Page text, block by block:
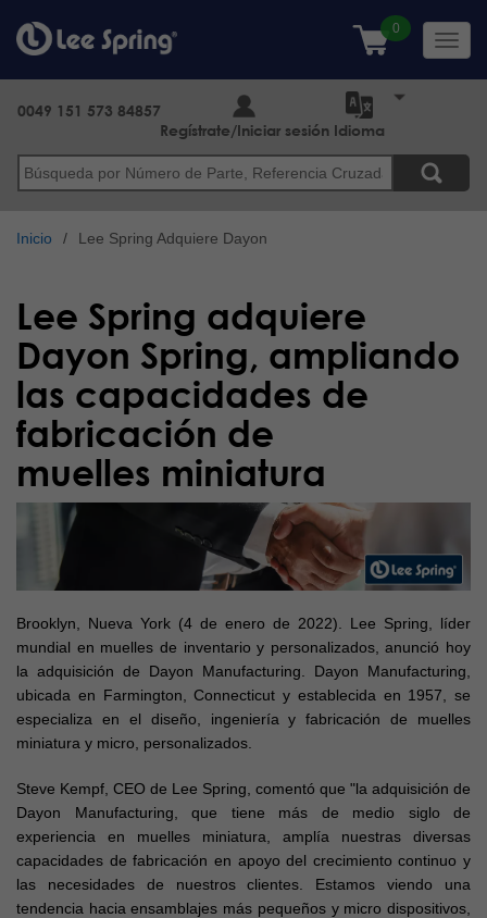
contenido
principal
Buscar
0049 151 573 84857
Regístrate/Iniciar sesiónIdioma
Inicio Lee Spring Adquiere Dayon
Lee Spring adquiere
Dayon Spring, ampliando
las capacidades de
fabricación de
muelles miniatura
Brooklyn, Nueva York (4 de enero de 2022). Lee Spring, líder
mundial en muelles de inventario y personalizados, anunció hoy
la adquisición de Dayon Manufacturing. Dayon Manufacturing,
ubicada en Farmington, Connecticut y establecida en 1957, se
especializa en el diseño, ingeniería y fabricación de muelles
miniatura y micro, personalizados.
Steve Kempf, CEO de Lee Spring, comentó que "la adquisición de
Dayon Manufacturing, que tiene más de medio siglo de
experiencia en muelles miniatura, amplía nuestras diversas
capacidades de fabricación en apoyo del crecimiento continuo y
las necesidades de nuestros clientes. Estamos viendo una
tendencia hacia ensamblajes más pequeños y micro dispositivos,